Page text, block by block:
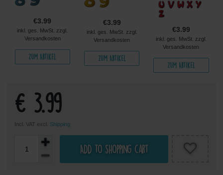
€3.99
inkl. ges. MwSt. zzgl.
Versandkosten
Zum Artikel
€3.99
inkl. ges. MwSt. zzgl.
Versandkosten
Zum Artikel
€3.99
inkl. ges. MwSt. zzgl.
Versandkosten
Zum Artikel
€ 3.99
Incl. VAT excl. Shipping
Add to shopping cart